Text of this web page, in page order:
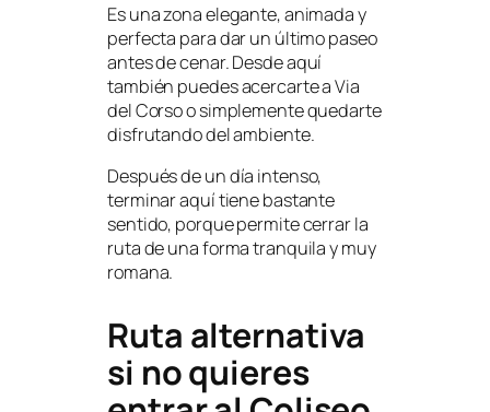
Es una zona elegante, animada y
perfecta para dar un último paseo
antes de cenar. Desde aquí
también puedes acercarte a Via
del Corso o simplemente quedarte
disfrutando del ambiente.
Después de un día intenso,
terminar aquí tiene bastante
sentido, porque permite cerrar la
ruta de una forma tranquila y muy
romana.
Ruta alternativa
si no quieres